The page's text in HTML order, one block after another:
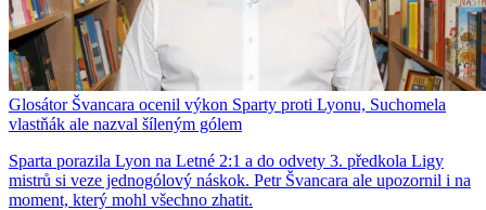
Glosátor Švancara ocenil výkon Sparty proti Lyonu, Suchomela
vlastňák ale nazval šíleným gólem
Sparta porazila Lyon na Letné 2:1 a do odvety 3. předkola Ligy
mistrů si veze jednogólový náskok. Petr Švancara ale upozornil i na
moment, který mohl všechno zhatit.